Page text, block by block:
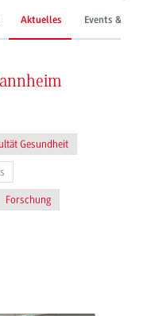
Aktuelles Events &
Gesundheit
Forschung